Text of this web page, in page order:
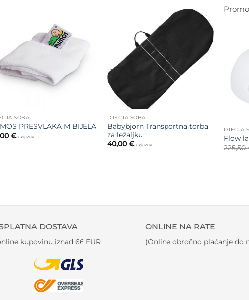
na listu
SOBA
PRESVLAKA M BIJELA
€ uklj. PDV
DJEČJA SOBA
Babybjorn Transportna torba
za ležaljku
40,00€ uklj. PDV
DJEČJA
Flow
225,50
DOSTAVA
kupovinu iznad 66 EUR
ONLINE NA RATE
(Online obročno plaćanje do